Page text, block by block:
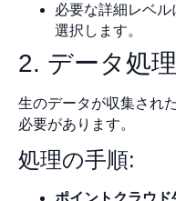
必要な詳細レベ
選択します。
2. データ処理
生のデータが収集され
必要があります。
処理の手順: